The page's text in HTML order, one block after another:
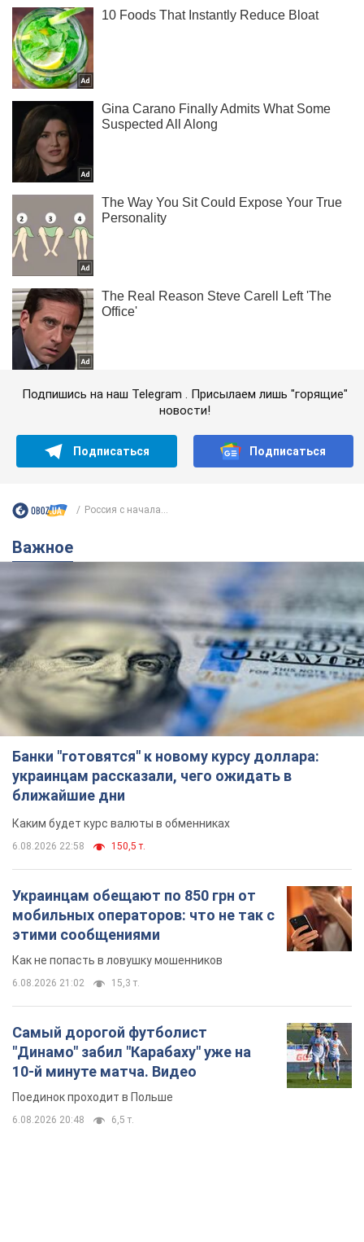
Подпишись на наш Telegram . Присылаем лишь "горящие"
новости!
Подписаться Подписаться
Россия с начала...
Важное
Банки "готовятся" к новому курсу доллара:
украинцам рассказали, чего ожидать в
ближайшие дни
Каким будет курс валюты в обменниках
6.08.2026 22:58 150,5 т.
Украинцам обещают по 850 грн от
мобильных операторов: что не так с
этими сообщениями
Как не попасть в ловушку мошенников
6.08.2026 21:02 15,3 т.
Самый дорогой футболист
"Динамо" забил "Карабаху" уже на
10-й минуте матча. Видео
Поединок проходит в Польше
6.08.2026 20:48 6,5 т.